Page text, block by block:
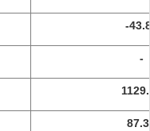
-
-